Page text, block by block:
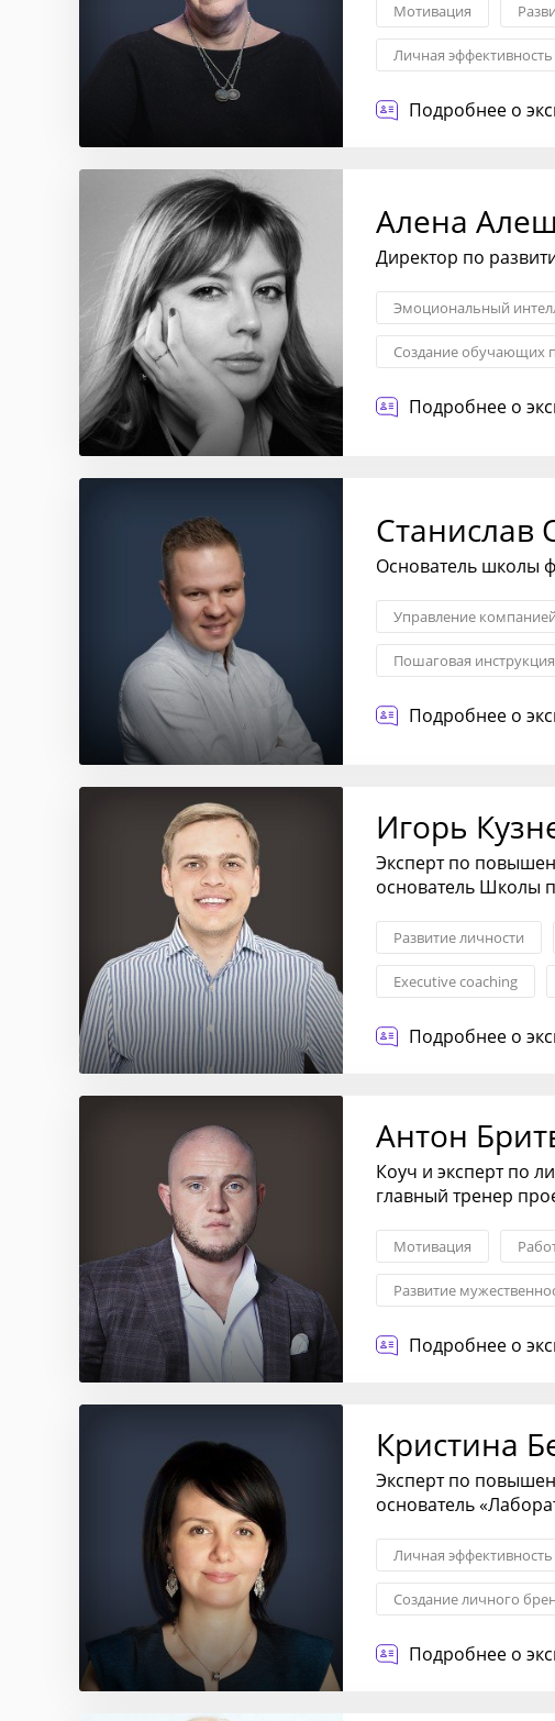
Мотивация
Личная эффективность
Развитие команды
Подробнее о
Алена
Директор по
Эмоциональный
Создание обучающих
Личная эффективность
Подробнее о
Станислав
Основатель школы
Управление компанией
Пошаговая
Повышение
Подробнее о
Игорь
Эксперт по
основатель Школы
Развитие личности
Еxecutive coaching
Построение команды
Подробнее о
Антон
Коуч и эксперт по
главный тренер
Мотивация
Развитие
Личностный рост и
Подробнее о
Кристина
Эксперт по
основатель
Личная эффективность
Создание личного
Организационное
Подробнее о